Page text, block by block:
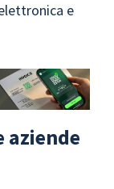
e
aziende